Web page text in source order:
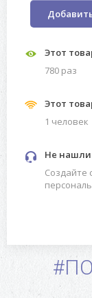
Этот
780 раз
Этот
1 человек
Не нашли
Создайте